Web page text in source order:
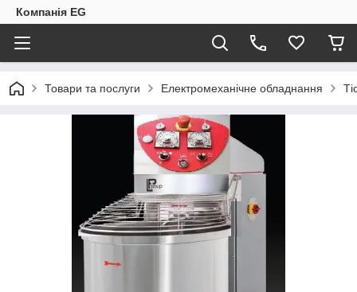
Компанія EG
Товари та послуги Електромеханічне обладнання